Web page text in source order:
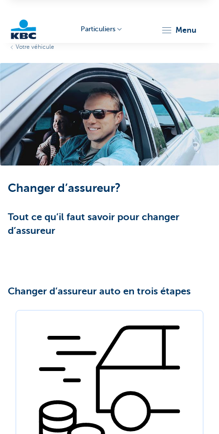
Particuliers menu
Votre véhicule
Changer d’assureur?
Tout ce qu’il faut savoir pour changer
d’assureur
Changer d’assureur auto en trois étapes